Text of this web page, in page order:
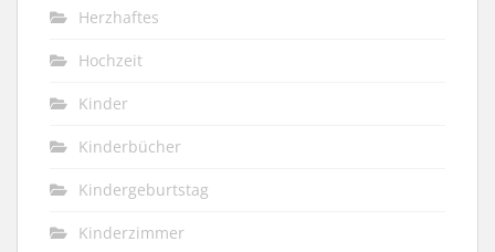
Herzhaftes
Hochzeit
Kinder
Kinderbücher
Kindergeburtstag
Kinderzimmer